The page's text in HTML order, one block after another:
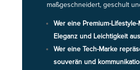
maßgeschneidert, geschult
Wer eine Premium-
Eleganz und Leichtigkeit
Wer eine Tech-Marke
souverän und